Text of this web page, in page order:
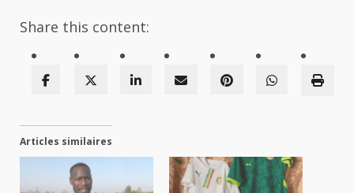
Share this content:
Articles similaires